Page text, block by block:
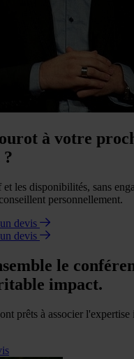
à votre
?
les disponibilités, sans
personnellement.
devis
devis
le
impact.
prêts à associer l'expertise